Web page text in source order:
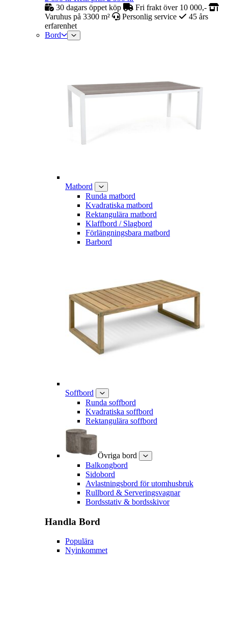
30 dagars öppet köp
Fri frakt över 10 000,-
Varuhus på 3300 m²
Personlig service
45 års
erfarenhet
Bord
Matbord
Runda matbord
Kvadratiska matbord
Rektangulära matbord
Klaffbord / Slagbord
Förlängningsbara matbord
Barbord
Soffbord
Runda soffbord
Kvadratiska soffbord
Rektangulära soffbord
Övriga bord
Balkongbord
Sidobord
Avlastningsbord för utomhusbruk
Rullbord & Serveringsvagnar
Bordsstativ & bordsskivor
Handla Bord
Populära
Nyinkommet